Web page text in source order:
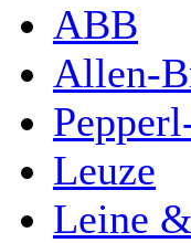
ABB
Allen-
Leuze
Leine